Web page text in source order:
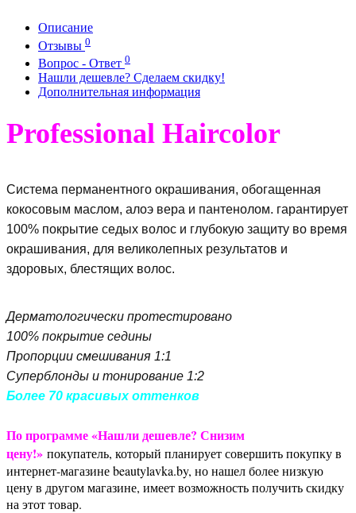
Описание
Отзывы 0
Вопрос - Ответ 0
Нашли дешевле? Сделаем скидку!
Дополнительная информация
Professional Haircolor
Система перманентного окрашивания, обогащенная
кокосовым маслом, алоэ вера и пантенолом. гарантирует
100% покрытие седых волос и глубокую защиту во время
окрашивания, для великолепных результатов и
здоровых, блестящих волос.
Дерматологически протестировано
100% покрытие седины
Пропорции смешивания 1:1
Суперблонды и тонирование 1:2
Более 70 красивых оттенков
По программе «Нашли дешевле? Снизим
цену!» покупатель, который планирует совершить покупку в
интернет-магазине beautylavka.by, но нашел более низкую
цену в другом магазине, имеет возможность получить скидку
на этот товар.